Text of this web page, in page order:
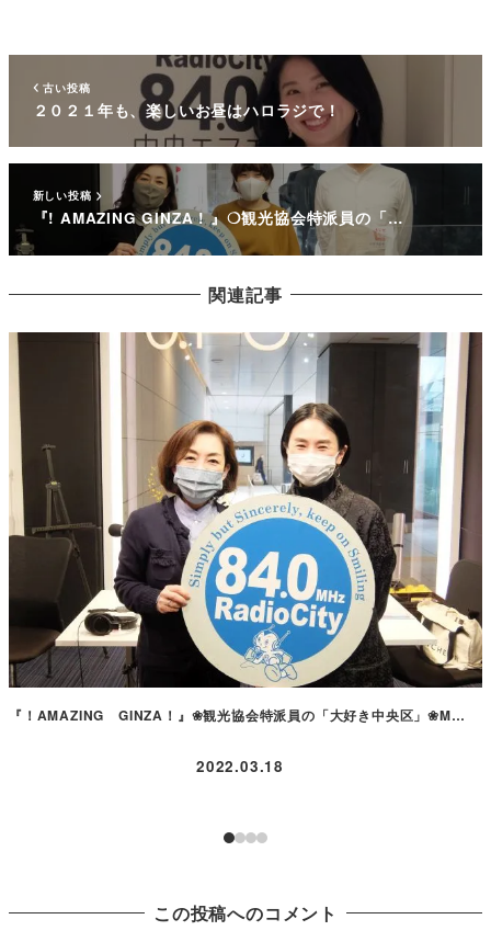
古い投稿
２０２１年も、楽しいお昼はハロラジで！
新しい投稿
『! AMAZING GINZA ! 』❍観光協会特派員の「…
関連記事
『！AMAZING GINZA！』❀観光協会特派員の「大好き中央区」❀M…
2022.03.18
この投稿へのコメント